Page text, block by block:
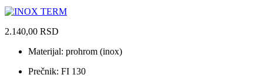
2.140,00 RSD
Materijal: prohrom (inox)
Prečnik: FI 130